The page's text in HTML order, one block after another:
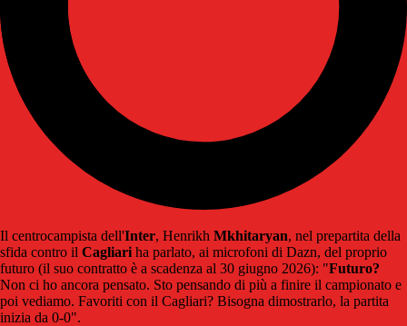
Il centrocampista dell'Inter, Henrikh Mkhitaryan, nel prepartita della
sfida contro il Cagliari ha parlato, ai microfoni di Dazn, del proprio
futuro (il suo contratto è a scadenza al 30 giugno 2026): "Futuro?
Non ci ho ancora pensato. Sto pensando di più a finire il campionato e
poi vediamo. Favoriti con il Cagliari? Bisogna dimostrarlo, la partita
inizia da 0-0".